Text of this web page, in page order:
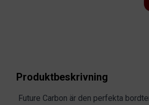
Produktbeskrivning
Future Carbon är den perfekta